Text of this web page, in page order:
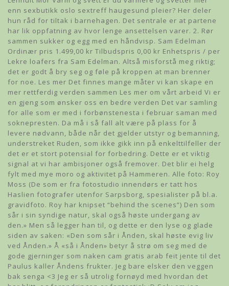
enn sexbutikk oslo sextreff haugesund pleier? Her deler
hun råd for tiltak i barnehagen. Det sentrale er at partene
har lik oppfatning av hvor lenge ansettelsen varer. 2. Rør
sammen sukker og egg med en håndvisp. Sam Edelman
Ordinær pris 1.499,00 kr Tilbudspris 0,00 kr Enhetspris / per
Lekre loafers fra Sam Edelman. Altså misforstå meg riktig;
det er godt å bry seg og føle på kroppen at man brenner
for noe. Les mer Det finnes mange måter vi kan skape en
mer rettferdig verden sammen Les mer om vårt arbeid Vi er
en gjeng som ønsker oss en bedre verden Det var samling
for alle som er med i forbønstenesta i februar saman med
soknepresten. Da må i så fall alt være på plass for å
levere nødvann, både når det gjelder utstyr og bemanning,
understreket Ruden, som ikke gikk inn på enkelttilfeller der
det er et stort potensial for forbedring. Dette er et viktig
signal at vi har ambisjoner også fremover. Det blir ei helg
fylt med mye moro og aktivitet på Hammeren. Alle foto: Roy
Moss (De som er fra fotostudio innendørs er tatt hos
Haslien fotografer utenfor Sarpsborg, spesialister på bl.a.
gravidfoto. Roy har knipset “behind the scenes”) Den som
sår i sin syndige natur, skal også høste undergang av
den.» Men så legger han til, og dette er den lyse og glade
siden av saken: «Den som sår i Ånden, skal høste evig liv
ved Ånden.» Å «så i Ånden» betyr å strø om seg med de
gode gjerninger som naken cam gratis arab feit jente til det
Paulus kaller Åndens frukter. Jeg bare elsker den veggen
bak senga <3 Jeg er så utrolig fornøyd med hvordan det